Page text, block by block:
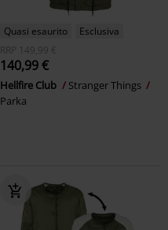
Quasi esaurito
Esclusiva
RRP
149,99 €
140,99 €
Hellfire Club
Stranger Things
Parka